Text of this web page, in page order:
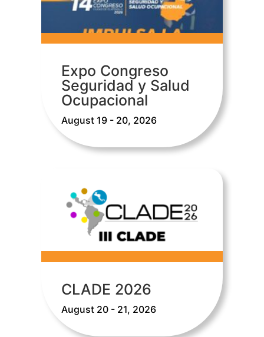
Expo Congreso
Seguridad y Salud
Ocupacional
August 19 - 20, 2026
CLADE 2026
August 20 - 21, 2026